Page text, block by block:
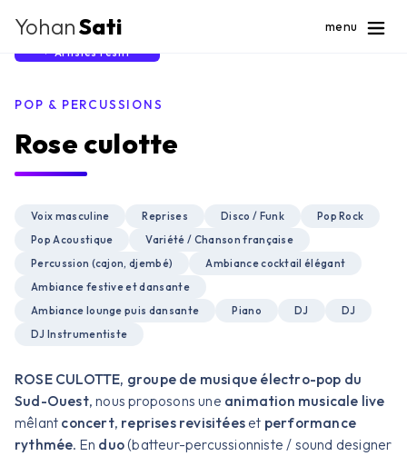
YohanSati menu
Artistes Festif
POP & PERCUSSIONS
Rose culotte
Voix masculine Reprises Disco / Funk
Pop Rock
Pop Acoustique
Variété / Chanson française
Percussion (cajon, djembé)
Ambiance cocktail élégant
Ambiance festive et dansante
Ambiance lounge puis dansante
Piano DJ
DJ
DJ Instrumentiste
ROSE CULOTTE, groupe de musique électro-pop du
Sud-Ouest, nous proposons une animation musicale live
mêlant concert, reprises revisitées et performance
rythmée. En duo(batteur-percussionniste / sound designer